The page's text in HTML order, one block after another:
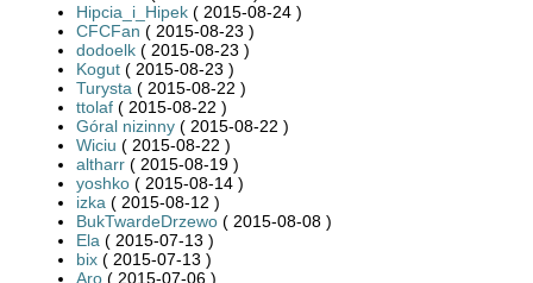
Hipcia_i_Hipek ( 2015-08-24 )
CFCFan ( 2015-08-23 )
dodoelk ( 2015-08-23 )
Kogut ( 2015-08-23 )
Turysta ( 2015-08-22 )
ttolaf ( 2015-08-22 )
Góral nizinny ( 2015-08-22 )
Wiciu ( 2015-08-22 )
altharr ( 2015-08-19 )
yoshko ( 2015-08-14 )
izka ( 2015-08-12 )
BukTwardeDrzewo ( 2015-08-08 )
Ela ( 2015-07-13 )
bix ( 2015-07-13 )
Aro ( 2015-07-06 )